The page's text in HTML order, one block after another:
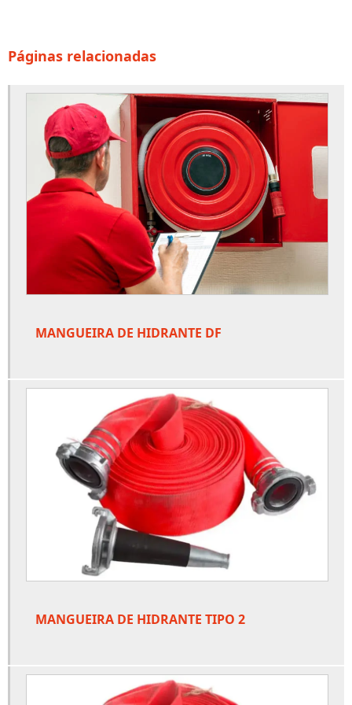
Empresa de extintores
Empresa de guarda corpo
Empresa de hidrante incêndio
Empresa de manutenção de porta corta fogo
Empresa de porta corta fogo
Empresa sistema de alarme de incendio
Empresas de hidrantes
Extintor de água preço
Extintor pqs abc 6kg
Extintor recarga preço
Extintores industriais
Fornecedor de corrimão
Fornecedor de porta corta fogo
Fornecedores de hidrante
Fornecedores extintores de incêndio
Guarda corpo para escada interna
Páginas relacionadas
MANGUEIRA DE HIDRANTE DF
MANGUEIRA DE HIDRANTE TIPO 2